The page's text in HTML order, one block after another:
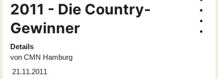
2011 - Die Country-
Gewinner
Details
von CMN Hamburg
21.11.2011